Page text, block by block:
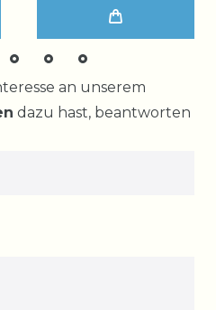
an unserem
dazu hast, beantworten